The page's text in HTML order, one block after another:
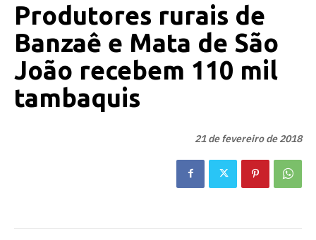
Produtores rurais de
Banzaê e Mata de São
João recebem 110 mil
tambaquis
21 de fevereiro de 2018